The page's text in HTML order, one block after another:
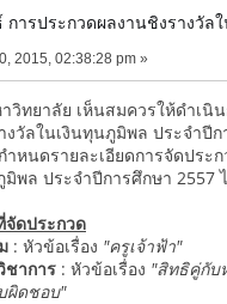
ารประกวดผลงานชิงรางวัล
2015, 02:38:28 pm »
ยาลัย เห็นสมควรให้ดำเนิน
งวัลในเงินทุนภูมิพล ประจำปีก
ำหนดรายละเอียดการจัดประ
มิพล ประจำปีการศึกษา 2557
จัดประกวด
: หัวข้อเรื่อง "ครูเจ้าฟ้า"
ชาการ : หัวข้อเรื่อง "สิทธิคู่กับ
ผิดชอบ"